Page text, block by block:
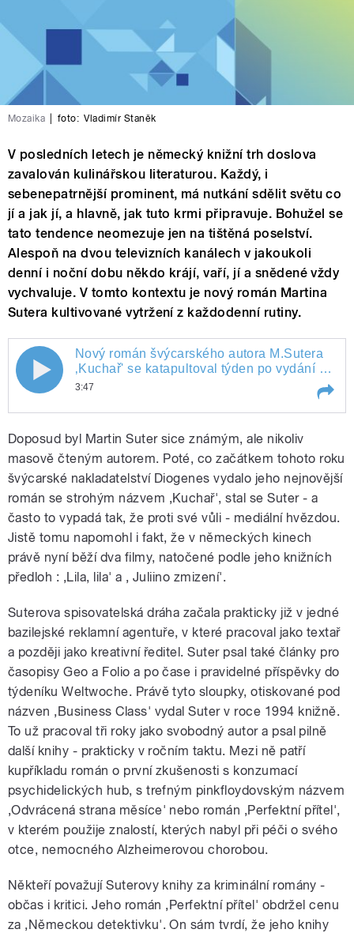
Mozaika foto: Vladimír Staněk
V posledních letech je německý knižní trh doslova
zavalován kulinářskou literaturou. Každý, i
sebenepatrnější prominent, má nutkání sdělit světu co
jí a jak jí, a hlavně, jak tuto krmi připravuje. Bohužel se
tato tendence neomezuje jen na tištěná poselství.
Alespoň na dvou televizních kanálech v jakoukoli
denní i noční dobu někdo krájí, vaří, jí a snědené vždy
vychvaluje. V tomto kontextu je nový román Martina
Sutera kultivované vytržení z každodenní rutiny.
Nový román švýcarského autora
M.Sutera ‚Kuchař' se katapultoval
týden po vydání na první místo
bestsellerů v Německu
pause
Nový román švýcarského autora M.Sutera
‚Kuchař' se katapultoval týden po vydání na
první místo bestsellerů v Německu
3:47
M.Sutera ‚Kuchař' se katapultoval týden
po vydání na první místo bestsellerů v
Německu
Doposud byl Martin Suter sice známým, ale nikoliv
masově čteným autorem. Poté, co začátkem tohoto roku
švýcarské nakladatelství Diogenes vydalo jeho nejnovější
román se strohým názvem ‚Kuchař', stal se Suter - a
často to vypadá tak, že proti své vůli - mediální hvězdou.
Jistě tomu napomohl i fakt, že v německých kinech
právě nyní běží dva filmy, natočené podle jeho knižních
předloh : ‚Lila, lila' a ‚ Juliino zmizení'.
Suterova spisovatelská dráha začala prakticky již v jedné
bazilejské reklamní agentuře, v které pracoval jako textař
a později jako kreativní ředitel. Suter psal také články pro
časopisy Geo a Folio a po čase i pravidelné příspěvky do
týdeníku Weltwoche. Právě tyto sloupky, otiskované pod
názven ‚Business Class' vydal Suter v roce 1994 knižně.
To už pracoval tři roky jako svobodný autor a psal pilně
další knihy - prakticky v ročním taktu. Mezi ně patří
kupříkladu román o první zkušenosti s konzumací
psychidelických hub, s trefným pinkfloydovským názvem
‚Odvrácená strana měsíce' nebo román ‚Perfektní přítel',
v kterém použije znalostí, kterých nabyl při péči o svého
otce, nemocného Alzheimerovou chorobou.
Někteří považují Suterovy knihy za kriminální romány -
občas i kritici. Jeho román ‚Perfektní přítel' obdržel cenu
za ‚Německou detektivku'. On sám tvrdí, že jeho knihy